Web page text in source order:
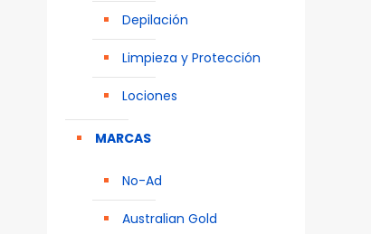
Depilación
Limpieza y Protección
Lociones
MARCAS
No-Ad
Australian Gold